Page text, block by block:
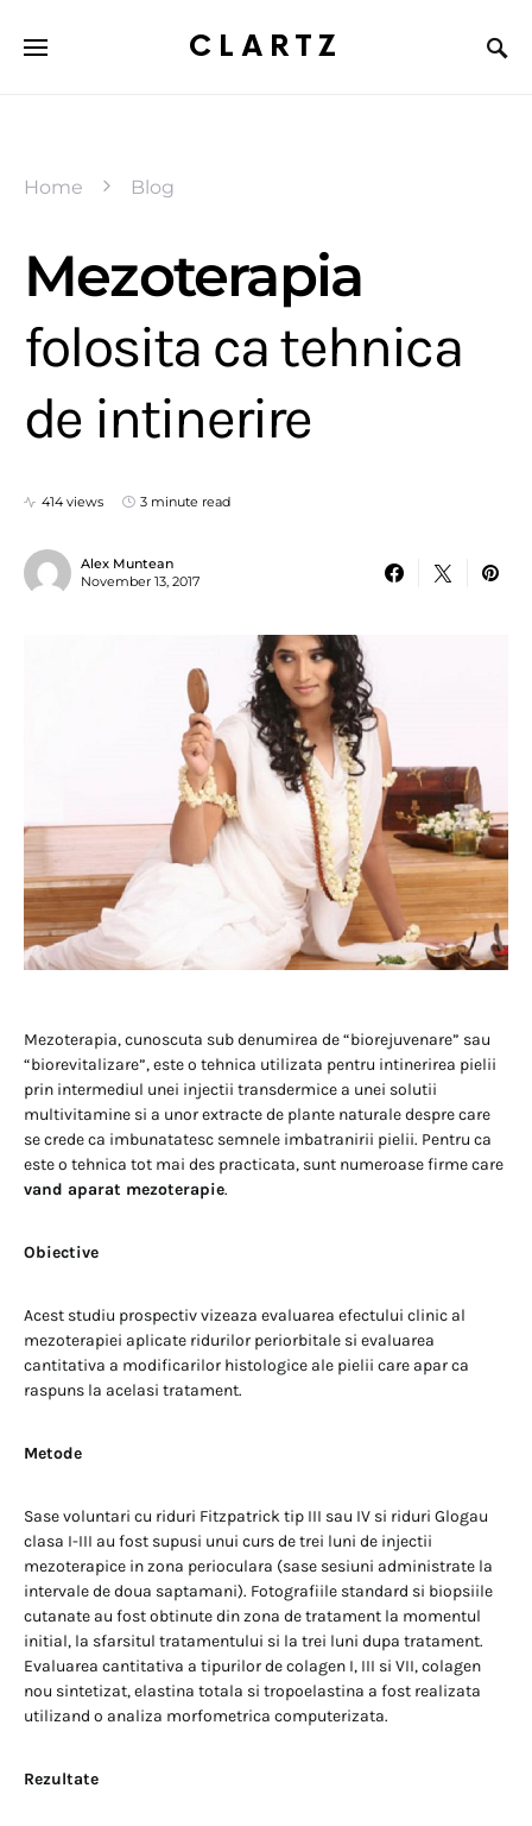
CLARTZ
Home Blog
Mezoterapia
folosita ca tehnica
de intinerire
414 views 3 minute read
Alex Muntean
November 13, 2017
Mezoterapia, cunoscuta sub denumirea de “biorejuvenare” sau
“biorevitalizare”, este o tehnica utilizata pentru intinerirea pielii
prin intermediul unei injectii transdermice a unei solutii
multivitamine si a unor extracte de plante naturale despre care
se crede ca imbunatatesc semnele imbatranirii pielii. Pentru ca
este o tehnica tot mai des practicata, sunt numeroase firme care
vand aparat mezoterapie.
Obiective
Acest studiu prospectiv vizeaza evaluarea efectului clinic al
mezoterapiei aplicate ridurilor periorbitale si evaluarea
cantitativa a modificarilor histologice ale pielii care apar ca
raspuns la acelasi tratament.
Metode
Sase voluntari cu riduri Fitzpatrick tip III sau IV si riduri Glogau
clasa I-III au fost supusi unui curs de trei luni de injectii
mezoterapice in zona perioculara (sase sesiuni administrate la
intervale de doua saptamani). Fotografiile standard si biopsiile
cutanate au fost obtinute din zona de tratament la momentul
initial, la sfarsitul tratamentului si la trei luni dupa tratament.
Evaluarea cantitativa a tipurilor de colagen I, III si VII, colagen
nou sintetizat, elastina totala si tropoelastina a fost realizata
utilizand o analiza morfometrica computerizata.
Rezultate